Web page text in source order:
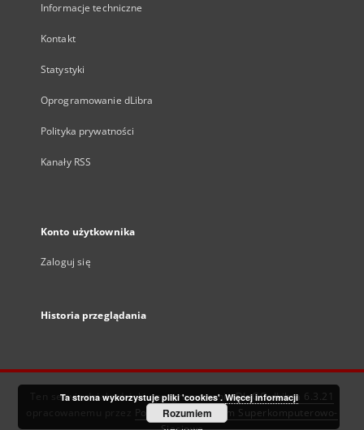
Informacje techniczne
Kontakt
Statystyki
Oprogramowanie dLibra
Polityka prywatności
Kanały RSS
Konto użytkownika
Zaloguj się
Historia przeglądania
Ten serwis działa dzięki oprogramowaniuDInGO dLibra 6.3.21
Poznańskie Centrum Superkomputerowo-
Ta strona wykorzystuje pliki 'cookies'. Więcej informacji
Rozumiem